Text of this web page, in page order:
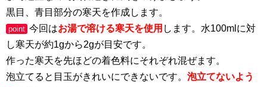
黒目、青目部分の寒天を作成します。
point 今回はお湯で溶ける寒天を使用 します。水100mlに対
し寒天が約1gから2gが目安です。
作った寒天を先ほどの着色料にそれぞれ混ぜます。
泡立てると目玉がきれいにできないです。 泡立てないよう